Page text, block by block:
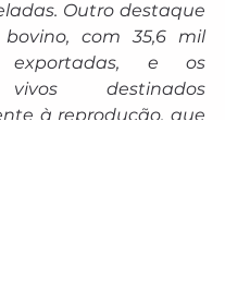
Outro destaque
com 35,6 mil
exportadas, e os
destinados
à reprodução, que